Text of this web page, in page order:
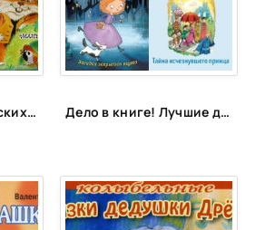
Лучшие сказки русских писателей Дело в книге! Лучшие детективы для детей и подростков